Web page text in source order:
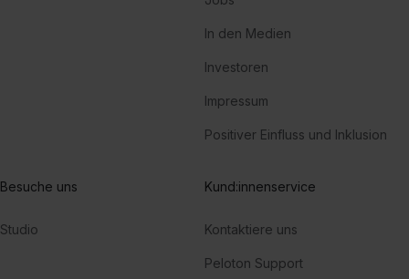
In den Medien
Investoren
Impressum
Positiver Einfluss und Inklusion
Besuche uns
Studio
Kund:innenservice
Kontaktiere uns
Peloton Support